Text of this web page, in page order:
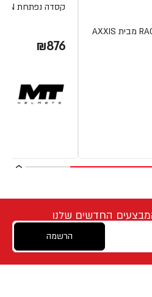
קסדה נפתחת ATOM ION מבית MT
₪876
החדשים שלנו
הרשמה